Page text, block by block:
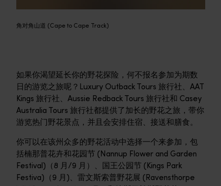
角对角山道 (Cape to Cape Track)
如果你渴望延长你的野花探险，何不报名参加为期数
日的游览之旅呢？Luxury Outback Tours 旅行社、AAT
Kings 旅行社、Aussie Redback Tours 旅行社和 Casey
Australia Tours 旅行社都提供了加长的野花之旅，带你
游览热门野花景点，并且会安排住宿、接送和膳食。
你可以在该州众多的野花活动中选择一个来参加，包
括楠那普花卉和花园节 (Nannup Flower and Garden
Festival)（8 月/9 月）、国王公园节 (Kings Park
Festiva)（9 月)、雷文斯索普野花展 (Ravensthorpe